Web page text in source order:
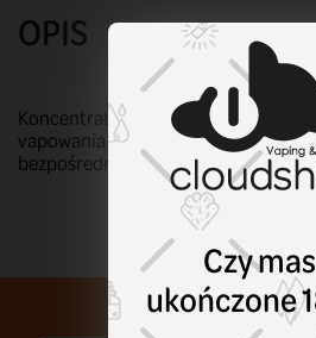
OPIS
Koncentrat do samodzielnego
vapowania. Pamiętaj, że koncentraty
bezpośredniego użycia!
Czy
ukończone